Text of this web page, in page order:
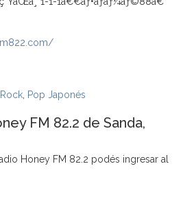
Rock Pop Japonés
FM 82.2 de Sanda,
Honey FM 82.2 podés ingresar al